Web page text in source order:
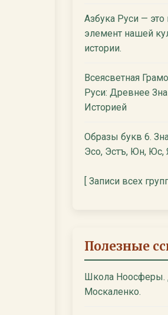
Азбука Руси —
элемент нашей
истории.
Всеясветная
Руси: Древнее
Историей
Образы букв 6.
Эсо, Эстъ, Юн, Юс,
[ Записи всех
Полезные
Школа Ноосферы.
Москаленко.